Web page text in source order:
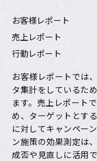
お客様レポート
売上レポート
行動レポート
お客様レポートでは
タ集計をしているた
ます。売上レポート
め、ターゲットとす
に対してキャンペー
ン施策の効果測定は
成否や見直しに活用